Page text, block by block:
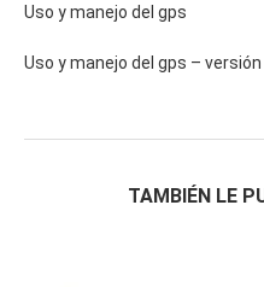
Uso y manejo del gps
Uso y manejo del gps –
TAMBIÉN LE